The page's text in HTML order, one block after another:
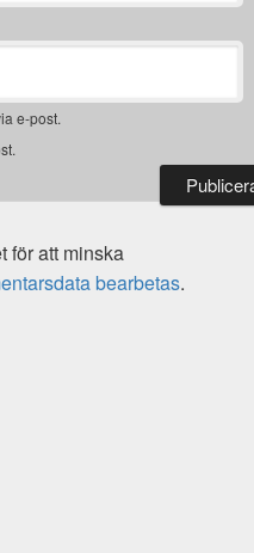
e-post.
för att minska
bearbetas.